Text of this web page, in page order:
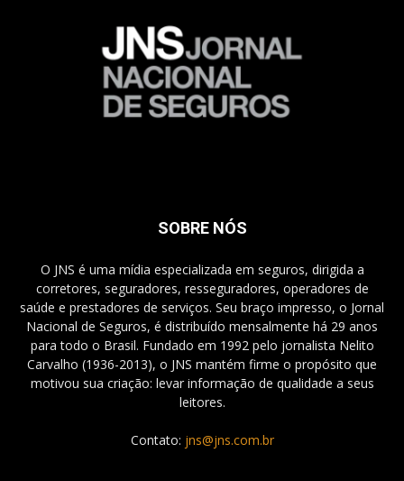
SOBRE NÓS
O JNS é uma mídia especializada em seguros, dirigida a
corretores, seguradores, resseguradores, operadores de
saúde e prestadores de serviços. Seu braço impresso, o Jornal
Nacional de Seguros, é distribuído mensalmente há 29 anos
para todo o Brasil. Fundado em 1992 pelo jornalista Nelito
Carvalho (1936-2013), o JNS mantém firme o propósito que
motivou sua criação: levar informação de qualidade a seus
leitores.
Contato: jns@jns.com.br